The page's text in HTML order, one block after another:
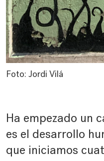
Foto: Jordi Vilá
Ha empezado un
es el desarrollo
que iniciamos